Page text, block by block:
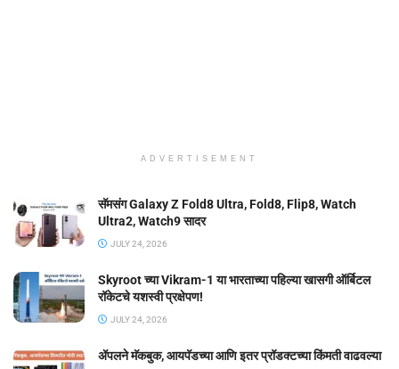
ADVERTISEMENT
सॅमसंग Galaxy Z Fold8 Ultra, Fold8, Flip8, Watch
Ultra2, Watch9 सादर
JULY 24, 2026
Skyroot च्या Vikram-1 या भारताच्या पहिल्या खासगी ऑर्बिटल
रॉकेटचे यशस्वी प्रक्षेपण!
JULY 24, 2026
ॲपलने मॅकबुक, आयपॅडच्या आणि इतर प्रॉडक्टच्या किंमती वाढवल्या